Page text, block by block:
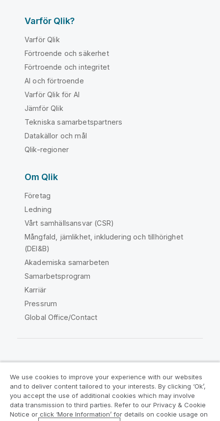
Varför Qlik?
Varför Qlik
Förtroende och säkerhet
Förtroende och integritet
AI och förtroende
Varför Qlik för AI
Jämför Qlik
Tekniska samarbetspartners
Datakällor och mål
Qlik-regioner
Om Qlik
Företag
Ledning
Vårt samhällsansvar (CSR)
Mångfald, jämlikhet, inkludering och tillhörighet
(DEI&B)
Akademiska samarbeten
Samarbetsprogram
Karriär
Pressrum
Global Office/Contact
Juridiska avtal
Produktvillkor
Legal Policies
Legal Policies
We use cookies to improve your experience with our websites
and to deliver content tailored to your interests. By clicking ‘Ok’,
you accept the use of additional cookies which may involve
data transmission to third parties. Refer to our Privacy & Cookie
Notice or click ‘More Information’ for details on cookie usage on